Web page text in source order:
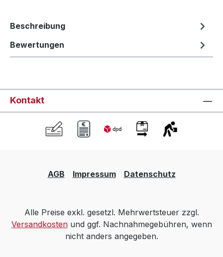
Beschreibung
Bewertungen
Kontakt
AGB Impressum Datenschutz
Alle Preise exkl. gesetzl. Mehrwertsteuer zzgl.
Versandkostenund ggf. Nachnahmegebühren, wenn
nicht anders angegeben.